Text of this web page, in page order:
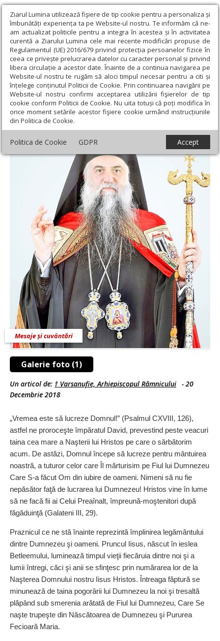
Ziarul Lumina utilizează fişiere de tip cookie pentru a personaliza și
îmbunătăți experiența ta pe Website-ul nostru. Te informăm că ne-
am actualizat politicile pentru a integra în acestea și în activitatea
curentă a Ziarului Lumina cele mai recente modificări propuse de
Regulamentul (UE) 2016/679 privind protecția persoanelor fizice în
ceea ce privește prelucrarea datelor cu caracter personal și privind
libera circulație a acestor date. Înainte de a continua navigarea pe
Website-ul nostru te rugăm să aloci timpul necesar pentru a citi și
înțelege conținutul Politicii de Cookie. Prin continuarea navigării pe
Website-ul nostru confirmi acceptarea utilizării fişierelor de tip
cookie conform Politicii de Cookie. Nu uita totuși că poți modifica în
orice moment setările acestor fişiere cookie urmând instrucțiunile
din Politica de Cookie.
Politica de Cookie GDPR Accept
Ziarul Lumina › Actualitate religioasă › Mesaje și cuvântări ›
Nașterea Domnului și unitatea Bisericii
Nașterea Domnului și unitatea Bisericii
Galerie foto (1)
Mesaje și cuvântări
Un articol de: † Varsanufie, Arhiepiscopul Râmnicului - 20
Decembrie 2018
„Vremea este să lucreze Domnul!” (Psalmul CXVIII, 126),
astfel ne proroceşte împăratul David, prevestind peste veacuri
taina cea mare a Naşterii lui Hristos pe care o sărbătorim
acum. De astăzi, Domnul începe să lucreze pentru mântuirea
noastră, a tuturor celor care Îl mărturisim pe Fiul lui Dumnezeu
Care S-a făcut Om din iubire de oameni. Nimeni să nu fie
nepăsător faţă de lucrarea lui Dumnezeu! Hristos vine în lume
să ne facă fii ai Celui Preaînalt, împreună-moştenitori după
făgăduinţă (Galateni III, 29).
Praznicul ce ne stă îna­inte reprezintă împlinirea legământului
dintre Dumnezeu şi oa­meni. Pruncul Iisus, născut în ieslea
Betleemului, luminează timpul vieţii fiecăruia dintre noi şi a
lumii întregi, căci şi anii se sfinţesc prin numărarea lor de la
Naşterea Domnului nostru Iisus Hristos. Întreaga făptură se
minunează de taina pogorârii lui Dumnezeu la noi şi tresaltă
plăpând sub smerenia arătată de Fiul lui Dumnezeu, Care Se
naşte trupeşte din Născătoarea de Dumnezeu şi Pururea
Fecioară Maria.